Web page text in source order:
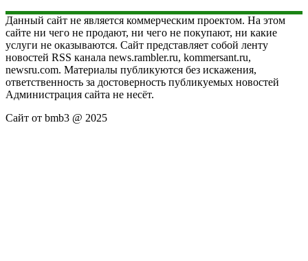
Данный сайт не является коммерческим проектом. На этом
сайте ни чего не продают, ни чего не покупают, ни какие
услуги не оказываются. Сайт представляет собой ленту
новостей RSS канала news.rambler.ru, kommersant.ru,
newsru.com. Материалы публикуются без искажения,
ответственность за достоверность публикуемых новостей
Администрация сайта не несёт.
Сайт от bmb3 @ 2025